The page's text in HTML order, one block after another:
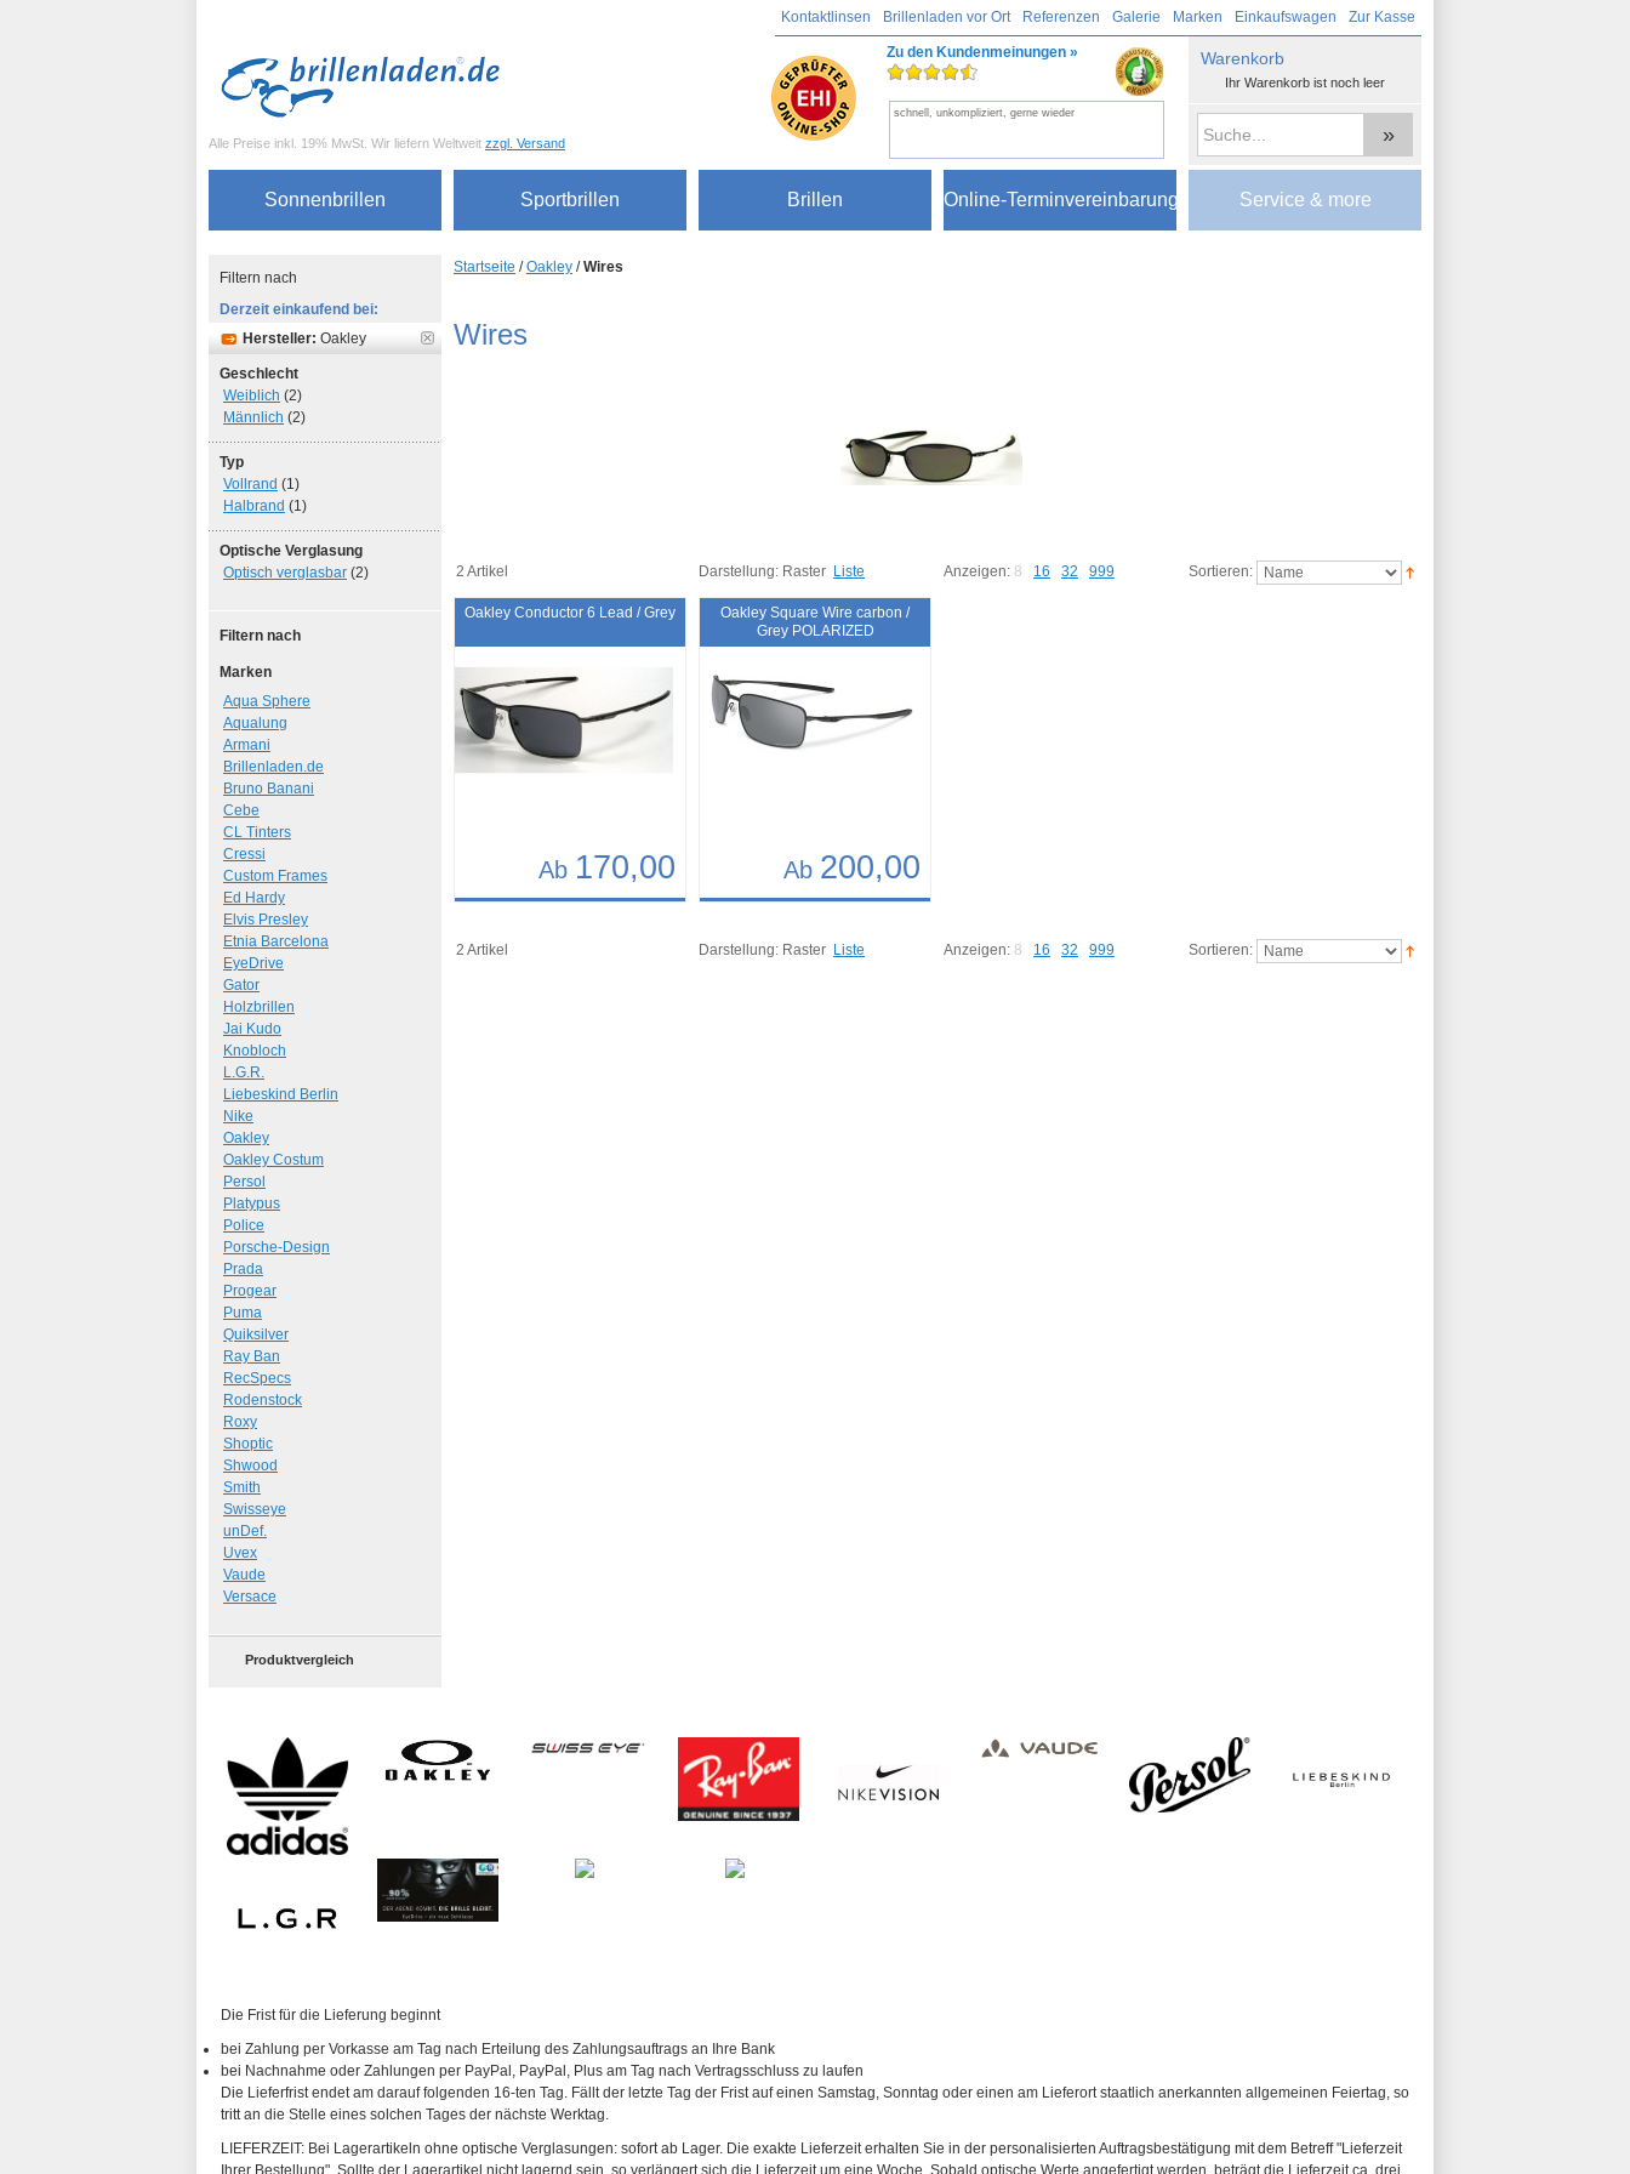
Kontaktlinsen Brillenladen vor Ort Referenzen Galerie Marken Einkaufswagen Zur Kasse
Zu den Kundenmeinungen »
schnell, unkompliziert, gerne wieder
Alle Preise inkl. 19% MwSt. Wir liefern Weltweit zzgl. Versand »
Warenkorb
Ihr Warenkorb ist noch leer
Sonnenbrillen Sportbrillen Brillen Online-Terminvereinbarung Service & more
Startseite /Oakley /Wires
Wires
2 Artikel Sortieren:
Anzeigen: 8 16 32 999
Darstellung: Raster Liste
Oakley Conductor 6 Lead / Grey
Ab 170,00
Art.-Nr.: 10407
Oakley Square Wire carbon /
Grey POLARIZED
Ab 200,00
Art.-Nr.: 10669
2 Artikel Sortieren:
Anzeigen: 8 16 32 999
Darstellung: Raster Liste
Filtern nach
Derzeit einkaufend bei:
Hersteller: Oakley
Geschlecht
Weiblich (2)
Männlich (2)
Typ
Vollrand (1)
Halbrand (1)
Optische Verglasung
Optisch verglasbar (2)
Filtern nach
Marken
Aqua Sphere
Aqualung
Armani
Brillenladen.de
Bruno Banani
Cebe
CL Tinters
Cressi
Custom Frames
Ed Hardy
Elvis Presley
Etnia Barcelona
EyeDrive
Gator
Holzbrillen
Jai Kudo
Knobloch
L.G.R.
Liebeskind Berlin
Nike
Oakley
Oakley Costum
Persol
Platypus
Police
Porsche-Design
Prada
Progear
Puma
Quiksilver
Ray Ban
RecSpecs
Rodenstock
Roxy
Shoptic
Shwood
Smith
Swisseye
unDef.
Uvex
Vaude
Versace
Produktvergleich
Die Frist für die Lieferung beginnt
bei Zahlung per Vorkasse am Tag nach Erteilung des Zahlungsauftrags an Ihre Bank
bei Nachnahme oder Zahlungen per PayPal, PayPal, Plus am Tag nach Vertragsschluss zu laufen
Die Lieferfrist endet am darauf folgenden 16-ten Tag. Fällt der letzte Tag der Frist auf einen Samstag, Sonntag oder einen am Lieferort staatlich anerkannten allgemeinen Feiertag, so
tritt an die Stelle eines solchen Tages der nächste Werktag.
LIEFERZEIT: Bei Lagerartikeln ohne optische Verglasungen: sofort ab Lager. Die exakte Lieferzeit erhalten Sie in der personalisierten Auftragsbestätigung mit dem Betreff "Lieferzeit
Ihrer Bestellung". Sollte der Lagerartikel nicht lagernd sein, so verlängert sich die Lieferzeit um eine Woche. Sobald optische Werte angefertigt werden, beträgt die Lieferzeit ca. drei